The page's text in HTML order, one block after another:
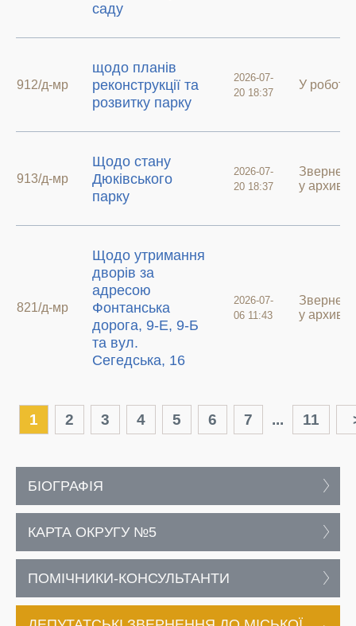
саду
912/д-мр
щодо планів
реконструкції та
розвитку парку
2026-07-
20 18:37
У роботі
913/д-мр
Щодо стану
Дюківського
парку
2026-07-
20 18:37
у архиві
821/д-мр
Щодо утримання
дворів за
адресою
Фонтанська
дорога, 9-Е, 9-Б
та вул.
Сегедська, 16
2026-07-
06 11:43
у архиві
1 2 3 4 5 6 7 ... 11
БІОГРАФІЯ
КАРТА ОКРУГУ №5
ПОМІЧНИКИ-КОНСУЛЬТАНТИ